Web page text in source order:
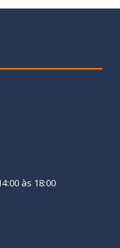
às 18:00